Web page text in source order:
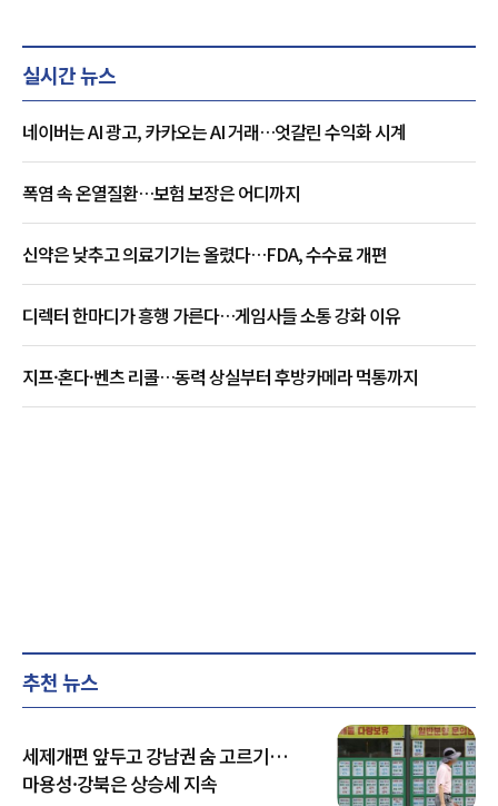
실시간 뉴스
네이버는 AI 광고, 카카오는 AI 거래…엇갈린 수익화 시계
폭염 속 온열질환…보험 보장은 어디까지
신약은 낮추고 의료기기는 올렸다…FDA, 수수료 개편
디렉터 한마디가 흥행 가른다…게임사들 소통 강화 이유
지프·혼다·벤츠 리콜…동력 상실부터 후방카메라 먹통까지
추천 뉴스
세제개편 앞두고 강남권 숨 고르기…
마용성·강북은 상승세 지속